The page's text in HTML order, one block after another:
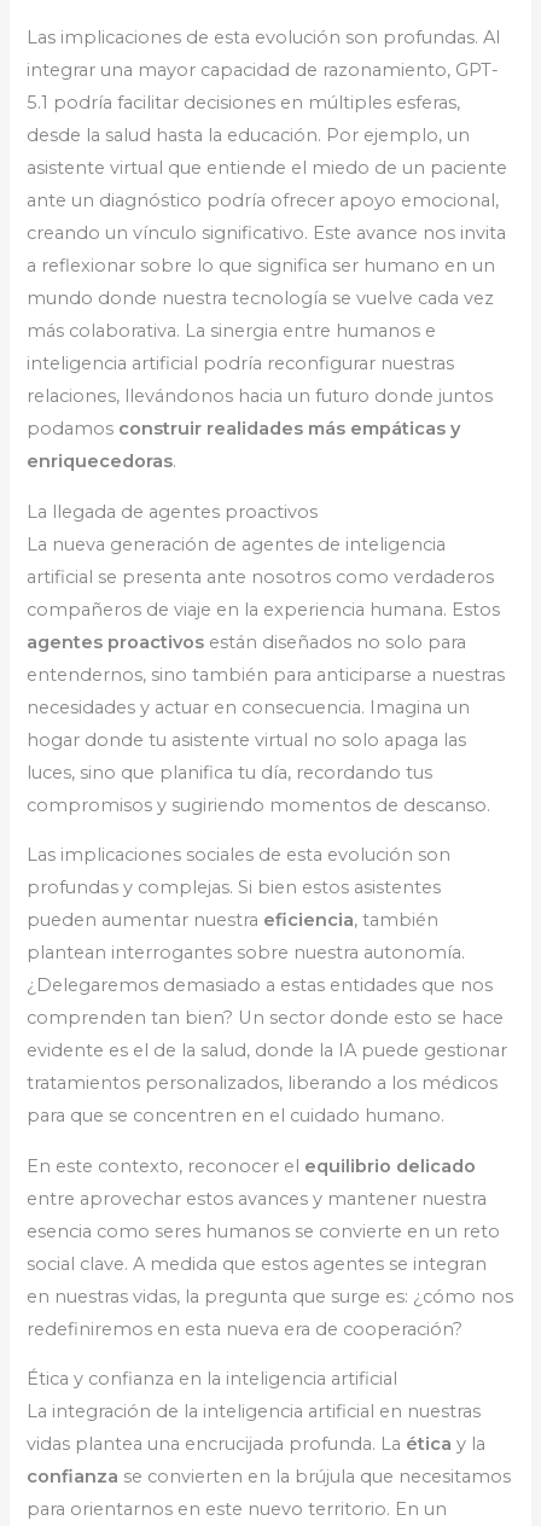
Las implicaciones de esta evolución son profundas. Al
integrar una mayor capacidad de razonamiento, GPT-
5.1 podría facilitar decisiones en múltiples esferas,
desde la salud hasta la educación. Por ejemplo, un
asistente virtual que entiende el miedo de un paciente
ante un diagnóstico podría ofrecer apoyo emocional,
creando un vínculo significativo. Este avance nos invita
a reflexionar sobre lo que significa ser humano en un
mundo donde nuestra tecnología se vuelve cada vez
más colaborativa. La sinergia entre humanos e
inteligencia artificial podría reconfigurar nuestras
relaciones, llevándonos hacia un futuro donde juntos
podamos construir realidades más empáticas y
enriquecedoras.
La llegada de agentes proactivos
La nueva generación de agentes de inteligencia
artificial se presenta ante nosotros como verdaderos
compañeros de viaje en la experiencia humana. Estos
agentes proactivos están diseñados no solo para
entendernos, sino también para anticiparse a nuestras
necesidades y actuar en consecuencia. Imagina un
hogar donde tu asistente virtual no solo apaga las
luces, sino que planifica tu día, recordando tus
compromisos y sugiriendo momentos de descanso.
Las implicaciones sociales de esta evolución son
profundas y complejas. Si bien estos asistentes
pueden aumentar nuestra eficiencia, también
plantean interrogantes sobre nuestra autonomía.
¿Delegaremos demasiado a estas entidades que nos
comprenden tan bien? Un sector donde esto se hace
evidente es el de la salud, donde la IA puede gestionar
tratamientos personalizados, liberando a los médicos
para que se concentren en el cuidado humano.
En este contexto, reconocer el equilibrio delicado
entre aprovechar estos avances y mantener nuestra
esencia como seres humanos se convierte en un reto
social clave. A medida que estos agentes se integran
en nuestras vidas, la pregunta que surge es: ¿cómo nos
redefiniremos en esta nueva era de cooperación?
Ética y confianza en la inteligencia artificial
La integración de la inteligencia artificial en nuestras
vidas plantea una encrucijada profunda. La ética y la
confianza se convierten en la brújula que necesitamos
para orientarnos en este nuevo territorio. En un